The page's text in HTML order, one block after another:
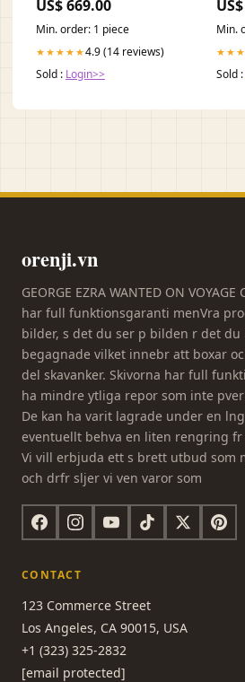
US$ 669.00
Min. order: 1 piece
★★★★★4.9 (14 reviews)
Sold : Login>>
Min.
Sold :
orenji.vn
GEORGE EZRA WANTED ON
har full funktionsgaranti menVra
bilder, s det du ser p bilden r det du
begagnade vilket innebr att boxar
del skavanker. Skivorna har full
ha mindre ytliga repor som inte
De kan ha varit lagrade under en
eventuellt behva en liten rengring
Vi vill erbjuda ett s brett utbud som
och drfr sljer vi ven varor som
CONTACT
123 Commerce Street
Los Angeles, CA 90015, USA
+1 (323) 325-2832
[email protected]